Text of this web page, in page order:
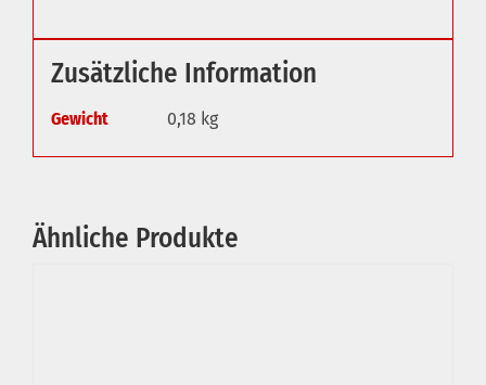
Zusätzliche Information
Gewicht 0,18 kg
Ähnliche Produkte